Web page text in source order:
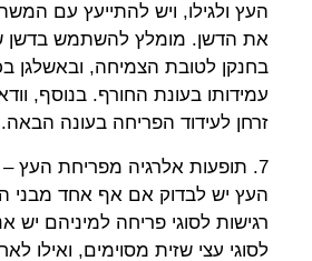
העץ ולגילו, ויש להתייעץ עם
את הדשן. מומלץ להשתמש בדשן
בחנקן לטובת הצמיחה, ובאשלגן
עמידותו בעונת החורף. בנוסף,
זרחן לעידוד הפריחה בעונה הבאה.
7. תופעות אלרגיה מפריחת העץ –
העץ יש לבדוק אם אף אחד מבני
רגישות לסוגי פריחה למיניהם יש
לסוגי עצי שזית מסוימים, ואילו